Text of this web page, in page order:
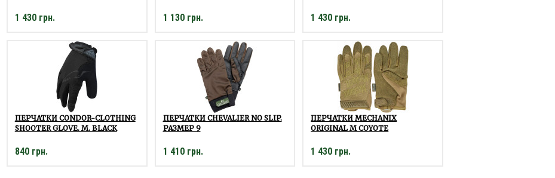
1 430 грн. 1 130 грн. 1 430 грн.
ПЕРЧАТКИ CONDOR-CLOTHING
SHOOTER GLOVE. M. BLACK
840 грн.
ПЕРЧАТКИ CHEVALIER NO SLIP.
РАЗМЕР 9
1 410 грн.
ПЕРЧАТКИ MECHANIX
ORIGINAL M COYOTE
1 430 грн.